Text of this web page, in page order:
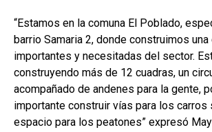
“Estamos en la comuna El Poblado,
barrio Samaria 2, donde construimos
importantes y necesitadas del sector.
construyendo más de 12 cuadras, un
acompañado de andenes para la gente,
importante construir vías para los carros
espacio para los peatones” expresó